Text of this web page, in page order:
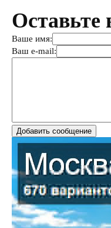
Оставьте
Ваше имя:
Ваш e-mail: